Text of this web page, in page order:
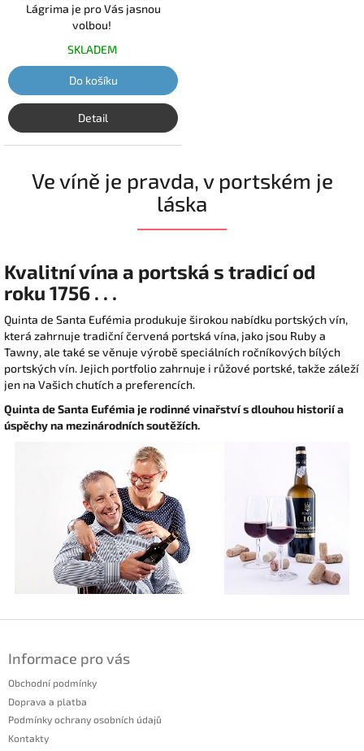
Lágrima je pro Vás jasnou
volbou!
SKLADEM
Do košíku
Detail
Ve víně je pravda, v portském je
láska
Kvalitní vína a portská s tradicí od
roku 1756 . . .
Quinta de Santa Eufémia produkuje širokou nabídku portských vín,
která zahrnuje tradiční červená portská vína, jako jsou Ruby a
Tawny, ale také se věnuje výrobě speciálních ročníkových bílých
portských vín. Jejich portfolio zahrnuje i růžové portské, takže záleží
jen na Vašich chutích a preferencích.
Quinta de Santa Eufémia je rodinné vinařství s dlouhou historií a
úspěchy na mezinárodních soutěžích.
Informace pro vás
Obchodní podmínky
Doprava a platba
Podmínky ochrany osobních údajů
Kontakty